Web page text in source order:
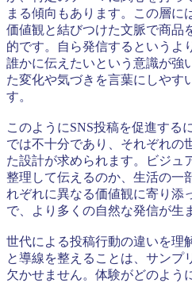
まる傾向もあります。この層に
価値観と結びつけた文脈で商品
的です。自ら発信するというよ
誰かに伝えたいという意識が強
た変化や気づきを言葉にしやす
す。
このようにSNS投稿を促進する
では不十分であり、それぞれの
た設計が求められます。ビジュ
整理して伝えるのか、生活の一
れぞれに異なる価値観に寄り添
で、より多くの自然な発信が生
世代による投稿行動の違いを理
と導線を整えることは、サンプ
欠かせません。体験がどのよう